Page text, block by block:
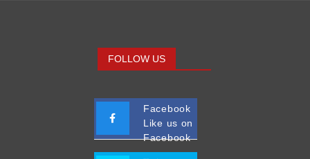
FOLLOW US
Facebook
Like us on
Facebook